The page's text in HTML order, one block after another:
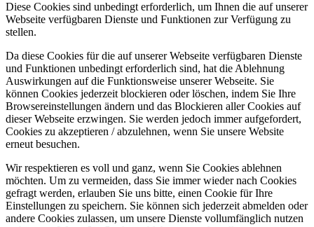
Diese Cookies sind unbedingt erforderlich, um Ihnen die auf unserer
Webseite verfügbaren Dienste und Funktionen zur Verfügung zu
stellen.
Da diese Cookies für die auf unserer Webseite verfügbaren Dienste
und Funktionen unbedingt erforderlich sind, hat die Ablehnung
Auswirkungen auf die Funktionsweise unserer Webseite. Sie
können Cookies jederzeit blockieren oder löschen, indem Sie Ihre
Browsereinstellungen ändern und das Blockieren aller Cookies auf
dieser Webseite erzwingen. Sie werden jedoch immer aufgefordert,
Cookies zu akzeptieren / abzulehnen, wenn Sie unsere Website
erneut besuchen.
Wir respektieren es voll und ganz, wenn Sie Cookies ablehnen
möchten. Um zu vermeiden, dass Sie immer wieder nach Cookies
gefragt werden, erlauben Sie uns bitte, einen Cookie für Ihre
Einstellungen zu speichern. Sie können sich jederzeit abmelden oder
andere Cookies zulassen, um unsere Dienste vollumfänglich nutzen